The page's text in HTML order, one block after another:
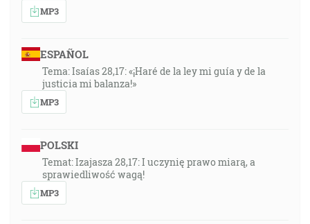
MP3
ESPAÑOL
Tema: Isaías 28,17: «¡Haré de la ley mi guía y de la
justicia mi balanza!»
MP3
POLSKI
Temat: Izajasza 28,17: I uczynię prawo miarą, a
sprawiedliwość wagą!
MP3